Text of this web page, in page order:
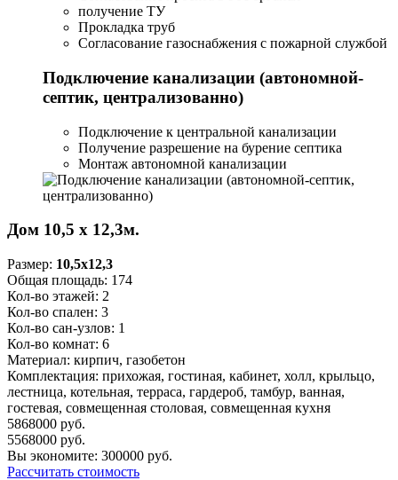
получение ТУ
Прокладка труб
Согласование газоснабжения с пожарной службой
Подключение канализации (автономной-
септик, централизованно)
Подключение к центральной канализации
Получение разрешение на бурение септика
Монтаж автономной канализации
Дом 10,5 х 12,3м.
Размер: 10,5x12,3
Общая площадь: 174
Кол-во этажей: 2
Кол-во спален: 3
Кол-во сан-узлов: 1
Кол-во комнат: 6
Материал: кирпич, газобетон
Комплектация: прихожая, гостиная, кабинет, холл, крыльцо,
лестница, котельная, терраса, гардероб, тамбур, ванная,
гостевая, совмещенная столовая, совмещенная кухня
5868000 руб.
5568000 руб.
Вы экономите: 300000 руб.
Рассчитать стоимость